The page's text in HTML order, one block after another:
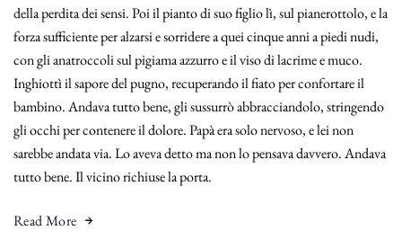
della perdita dei sensi. Poi il pianto di suo figlio lì, sul pianerottolo, e la
forza sufficiente per alzarsi e sorridere a quei cinque anni a piedi nudi,
con gli anatroccoli sul pigiama azzurro e il viso di lacrime e muco.
Inghiottì il sapore del pugno, recuperando il fiato per confortare il
bambino. Andava tutto bene, gli sussurrò abbracciandolo, stringendo
gli occhi per contenere il dolore. Papà era solo nervoso, e lei non
sarebbe andata via. Lo aveva detto ma non lo pensava davvero. Andava
tutto bene. Il vicino richiuse la porta.
Read More